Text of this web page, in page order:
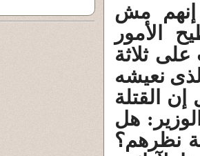
إنهم مش
الأمور
ثلاثة
نعيشه
القتلة
هل
نظرهم؟